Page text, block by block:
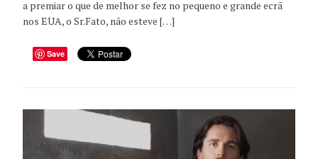
a premiar o que de melhor se fez no pequeno e grande ecrã
nos EUA, o Sr.Fato, não esteve […]
Save